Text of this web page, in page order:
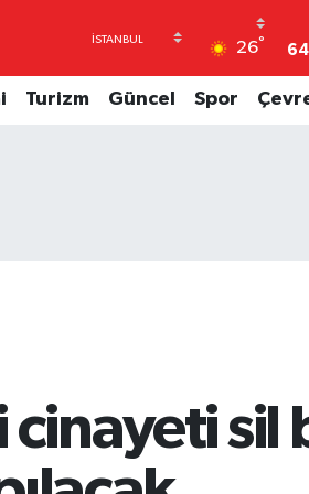
26°
Turizm Güncel Spor
cinayeti sil